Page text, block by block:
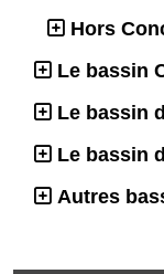
Hors
Le bassin
Le bassin
Le bassin
Autres